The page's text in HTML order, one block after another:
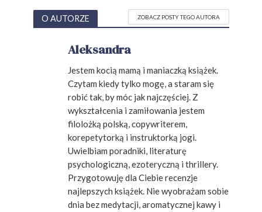
O AUTORZE ZOBACZ POSTY TEGO AUTORA
Aleksandra
Jestem kocią mamą i maniaczką książek.
Czytam kiedy tylko mogę, a staram się
robić tak, by móc jak najczęściej. Z
wykształcenia i zamiłowania jestem
filolożką polską, copywriterem,
korepetytorką i instruktorką jogi.
Uwielbiam poradniki, literaturę
psychologiczną, ezoteryczną i thrillery.
Przygotowuję dla Ciebie recenzje
najlepszych książek. Nie wyobrażam sobie
dnia bez medytacji, aromatycznej kawy i